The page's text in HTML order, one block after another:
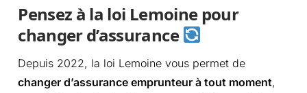
Pensez à la loi Lemoine pour
changer d’assurance
Depuis 2022, la loi Lemoine vous permet de
changer d’assurance emprunteur à tout moment,